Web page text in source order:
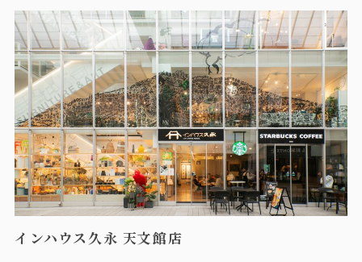
インハウス久永 天文館店